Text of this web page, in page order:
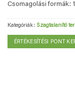
Csomagolási formák:
Kategóriák: Szagtalanító
ÉRTÉKESÍTÉSI PONT